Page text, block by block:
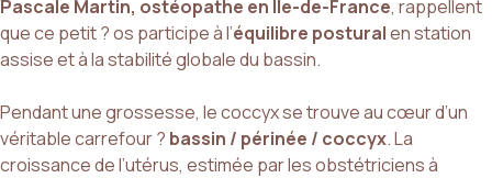
Pascale Martin, ostéopathe en Île-de-France, rappellent
que ce petit ? os participe à l’équilibre posturalen station
assise et à la stabilité globale du bassin.
Pendant une grossesse, le coccyx se trouve au cœur d’un
véritable carrefour ? bassin / périnée / coccyx. La
croissance de l’utérus, estimée par les obstétriciens à